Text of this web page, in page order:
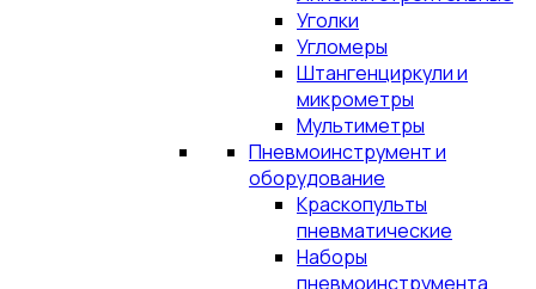
Уголки
Угломеры
Штангенциркули и
микрометры
Мультиметры
Пневмоинструмент и
оборудование
Краскопульты
пневматические
Наборы
пневмоинструмента